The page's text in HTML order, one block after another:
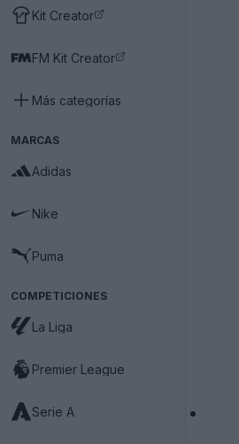
Kit Creator
FM Kit Creator
Más categorías
MARCAS
Adidas
Nike
Puma
COMPETICIONES
La Liga
Premier League
Serie A